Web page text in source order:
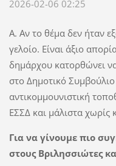
2026-02-06 02:25
Α. Αν το θέμα δεν ήταν
γελοίο. Είναι άξιο
δημάρχου κατορθώνει
στο Δημοτικό
αντικομμουνιστική
ΕΣΣΔ και μάλιστα χωρίς
Για να γίνουμε πιο
στους Βριλησσιώτες